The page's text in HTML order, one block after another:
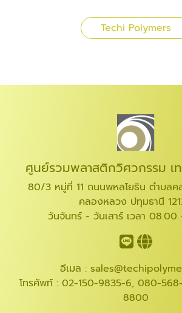
Techi Polymers
ศูนย์รวมพลาสติกวิศวกรรม เ
80/3 หมู่ที่ 11 ถนนพหลโยธิน ตำบลค
คลองหลวง ปทุมธานี
วันจันทร์ - วันเสาร์ เวลา 08.00
อีเมล :
โทรศัพท์ : 02-150-9835-6, 080-568-
8800